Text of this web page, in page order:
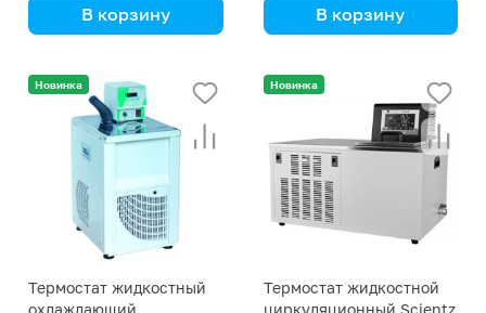
В корзину В корзину
Новинка
Термостат жидкостный
Новинка
Термостат жидкостной